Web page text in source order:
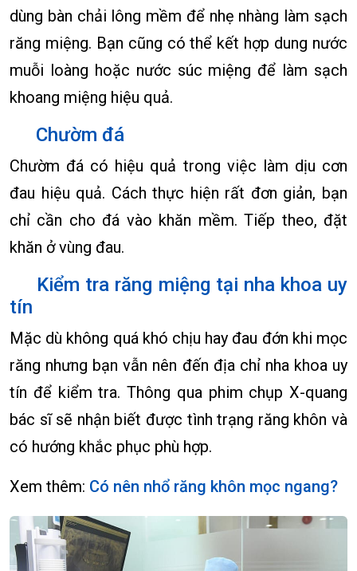
dùng bàn chải lông mềm để nhẹ nhàng làm sạch
răng miệng. Bạn cũng có thể kết hợp dung nước
muỗi loàng hoặc nước súc miệng để làm sạch
khoang miệng hiệu quả.
Chườm đá
Chườm đá có hiệu quả trong việc làm dịu cơn
đau hiệu quả. Cách thực hiện rất đơn giản, bạn
chỉ cần cho đá vào khăn mềm. Tiếp theo, đặt
khăn ở vùng đau.
Kiểm tra răng miệng tại nha khoa uy
tín
Mặc dù không quá khó chịu hay đau đớn khi mọc
răng nhưng bạn vẫn nên đến địa chỉ nha khoa uy
tín để kiểm tra. Thông qua phim chụp X-quang
bác sĩ sẽ nhận biết được tình trạng răng khôn và
có hướng khắc phục phù hợp.
Xem thêm: Có nên nhổ răng khôn mọc ngang?